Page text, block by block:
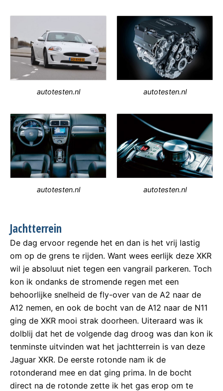
autotesten.nl autotesten.nl
autotesten.nl autotesten.nl
Jachtterrein
De dag ervoor regende het en dan is het vrij lastig
om op de grens te rijden. Want wees eerlijk deze XKR
wil je absoluut niet tegen een vangrail parkeren. Toch
kon ik ondanks de stromende regen met een
behoorlijke snelheid de fly-over van de A2 naar de
A12 nemen, en ook de bocht van de A12 naar de N11
ging de XKR mooi strak doorheen. Uiteraard was ik
dolblij dat het de volgende dag droog was dan kon ik
tenminste uitvinden wat het jachtterrein is van deze
Jaguar XKR. De eerste rotonde nam ik de
rotonderand mee en dat ging prima. In de bocht
direct na de rotonde zette ik het gas erop om te